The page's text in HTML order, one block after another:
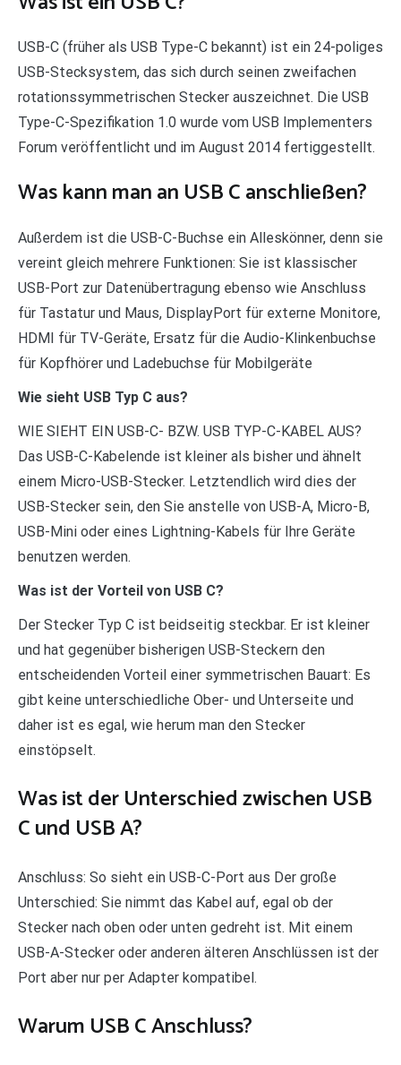
USB-C (früher als USB Type-C bekannt) ist ein 24-poliges
USB-Stecksystem, das sich durch seinen zweifachen
rotationssymmetrischen Stecker auszeichnet. Die USB
Type-C-Spezifikation 1.0 wurde vom USB Implementers
Forum veröffentlicht und im August 2014 fertiggestellt.
Was kann man an USB C anschließen?
Außerdem ist die USB-C-Buchse ein Alleskönner, denn sie
vereint gleich mehrere Funktionen: Sie ist klassischer
USB-Port zur Datenübertragung ebenso wie Anschluss
für Tastatur und Maus, DisplayPort für externe Monitore,
HDMI für TV-Geräte, Ersatz für die Audio-Klinkenbuchse
für Kopfhörer und Ladebuchse für Mobilgeräte
Wie sieht USB Typ C aus?
WIE SIEHT EIN USB-C- BZW. USB TYP-C-KABEL AUS?
Das USB-C-Kabelende ist kleiner als bisher und ähnelt
einem Micro-USB-Stecker. Letztendlich wird dies der
USB-Stecker sein, den Sie anstelle von USB-A, Micro-B,
USB-Mini oder eines Lightning-Kabels für Ihre Geräte
benutzen werden.
Was ist der Vorteil von USB C?
Der Stecker Typ C ist beidseitig steckbar. Er ist kleiner
und hat gegenüber bisherigen USB-Steckern den
entscheidenden Vorteil einer symmetrischen Bauart: Es
gibt keine unterschiedliche Ober- und Unterseite und
daher ist es egal, wie herum man den Stecker
einstöpselt.
Was ist der Unterschied zwischen USB
C und USB A?
Anschluss: So sieht ein USB-C-Port aus Der große
Unterschied: Sie nimmt das Kabel auf, egal ob der
Stecker nach oben oder unten gedreht ist. Mit einem
USB-A-Stecker oder anderen älteren Anschlüssen ist der
Port aber nur per Adapter kompatibel.
Warum USB C Anschluss?